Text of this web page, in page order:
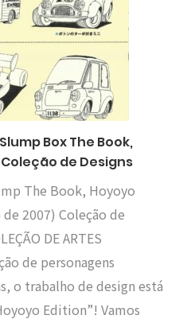
Box The Book,
de Designs
The Book, Hoyoyo
2007) Coleção de
DE ARTES
de personagens
o trabalho de design está
Edition”! Vamos